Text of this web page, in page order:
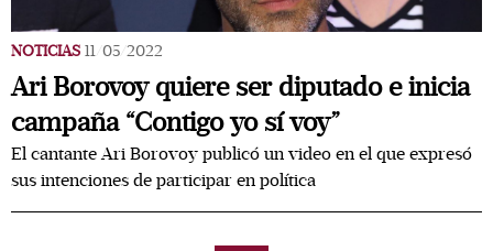
NOTICIAS 11/05/2022
Ari Borovoy quiere ser diputado e inicia
campaña “Contigo yo sí voy”
El cantante Ari Borovoy publicó un video en el que expresó
sus intenciones de participar en política